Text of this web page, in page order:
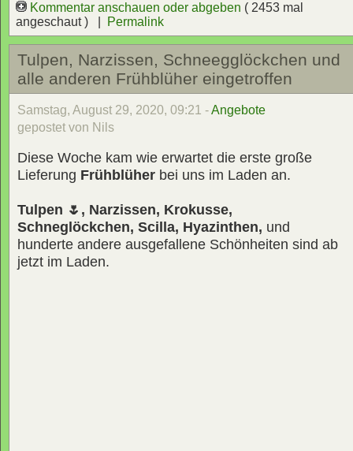
Kommentar anschauen oder abgeben ( 2453 mal
angeschaut ) |
Permalink
Tulpen, Narzissen, Schneegglöckchen und
alle anderen Frühblüher eingetroffen
Samstag, August 29, 2020, 09:21 -Angebote
gepostet von Nils
Diese Woche kam wie erwartet die erste große
Lieferung Frühblüher bei uns im Laden an.
Tulpen 🌷, Narzissen, Krokusse,
Schneglöckchen, Scilla, Hyazinthen, und
hunderte andere ausgefallene Schönheiten sind ab
jetzt im Laden.